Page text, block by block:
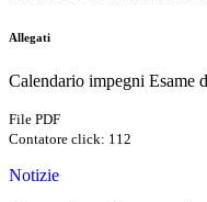
Allegati
Calendario impegni Esame
File PDF
Contatore click: 112
Notizie